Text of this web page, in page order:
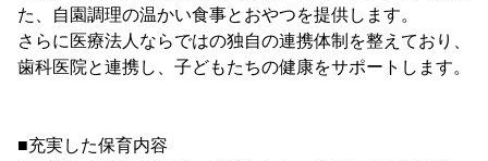
た、自園調理の温かい食事とおやつを提供します。
さらに医療法人ならではの独自の連携体制を整えており、
歯科医院と連携し、子どもたちの健康をサポートします。
■充実した保育内容